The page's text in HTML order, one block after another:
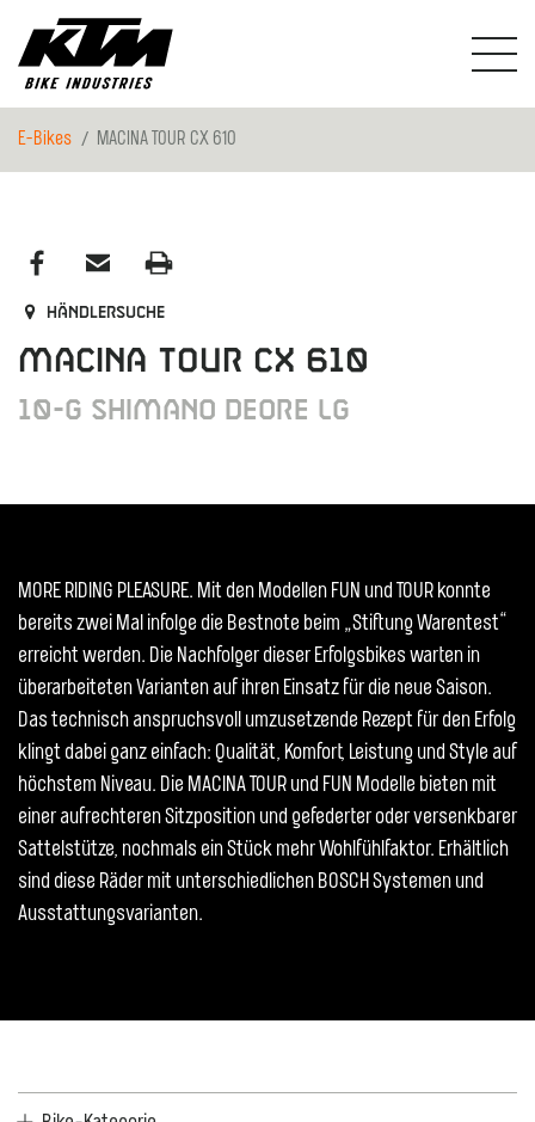
E-Bikes MACINA TOUR CX 610
Händlersuche
MACINA TOUR CX 610
10-G Shimano Deore LG
MORE RIDING PLEASURE. Mit den Modellen FUN und TOUR konnte
bereits zwei Mal infolge die Bestnote beim „Stiftung Warentest“
erreicht werden. Die Nachfolger dieser Erfolgsbikes warten in
überarbeiteten Varianten auf ihren Einsatz für die neue Saison.
Das technisch anspruchsvoll umzusetzende Rezept für den Erfolg
klingt dabei ganz einfach: Qualität, Komfort, Leistung und Style auf
höchstem Niveau. Die MACINA TOUR und FUN Modelle bieten mit
einer aufrechteren Sitzposition und gefederter oder versenkbarer
Sattelstütze, nochmals ein Stück mehr Wohlfühlfaktor. Erhältlich
sind diese Räder mit unterschiedlichen BOSCH Systemen und
Ausstattungsvarianten.